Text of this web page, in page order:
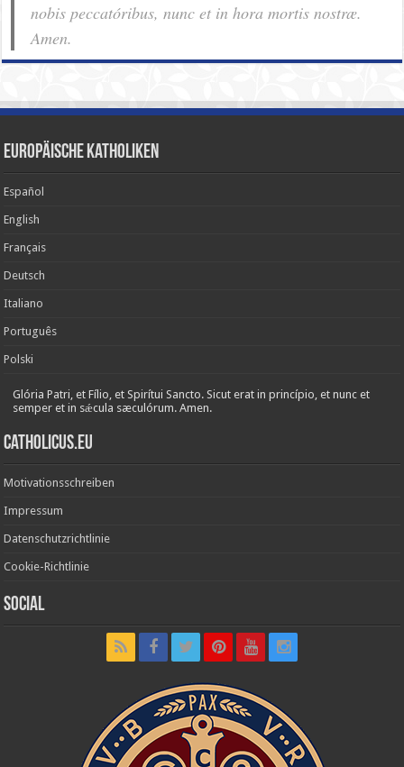
nobis pec­ca­tóribus, nunc et in hora mortis nostræ.
Amen.
Europäische Katholiken
Español
English
Français
Deutsch
Italiano
Português
Polski
Glória Patri, et Fílio, et Spirítui Sancto. Sicut erat in princípio, et nunc et
semper et in sǽcula sæculórum. Amen.
Catholicus.eu
Motivationsschreiben
Impressum
Datenschutzrichtlinie
Cookie-Richtlinie
Social